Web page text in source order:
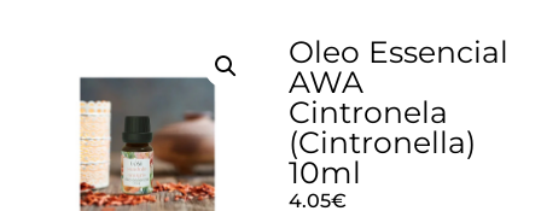
Oleo Essencial
AWA
Cintronela
(Cintronella)
10ml
4.05€